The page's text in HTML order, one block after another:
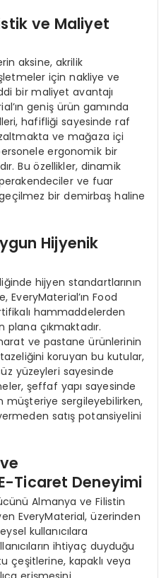
ve Maliyet
aksine, akrilik
için nakliye ve
bir maliyet avantajı
geniş ürün gamında
hafifliği sayesinde raf
ve mağaza içi
ergonomik bir
Bu özellikler, dinamik
ve fuar
bir demirbaş haline
Hijyenik
hijyen standartlarının
EveryMaterial’ın Food
hammaddelerden
çıkmaktadır.
ve pastane ürünlerinin
koruyan bu kutular,
yüzeyleri sayesinde
şeffaf yapı sayesinde
müşteriye sergileyebilirken,
satış potansiyelini
Ticaret Deneyimi
Almanya ve Filistin
EveryMaterial, üzerinden
kullanıcılara
ihtiyaç duyduğu
çeşitlerine, kapaklı veya